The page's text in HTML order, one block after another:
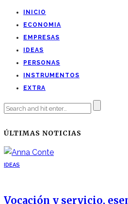
INICIO
ECONOMIA
EMPRESAS
IDEAS
PERSONAS
INSTRUMENTOS
EXTRA
ÚLTIMAS NOTICIAS
IDEAS
Vocación y servicio,